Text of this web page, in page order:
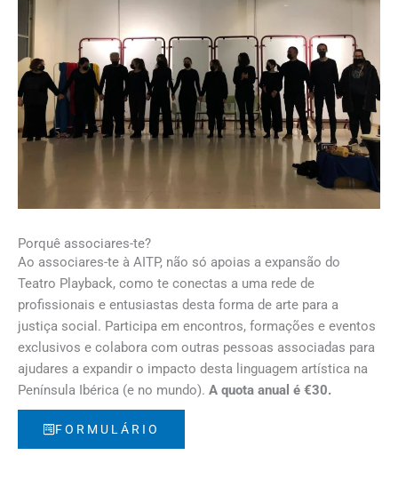
Porquê associares-te?
Ao associares-te à AITP, não só apoias a expansão do
Teatro Playback, como te conectas a uma rede de
profissionais e entusiastas desta forma de arte para a
justiça social. Participa em encontros, formações e eventos
exclusivos e colabora com outras pessoas associadas para
ajudares a expandir o impacto desta linguagem artística na
Península Ibérica (e no mundo). A quota anual é €30.
FORMULÁRIO